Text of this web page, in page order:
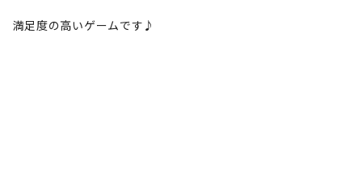
満足度の高いゲームです♪